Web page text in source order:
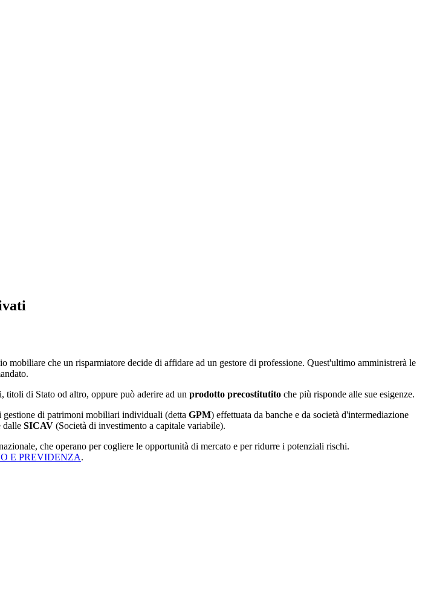
che un risparmiatore decide di affidare ad un gestore di professione. Quest'ultimo amministrerà le
titoli di Stato od altro, oppure può aderire ad un prodotto precostitutito che più risponde alle sue esigenze.
di patrimoni mobiliari individuali (detta GPM) effettuata da banche e da società d'intermediazione
dalle SICAV (Società di investimento a capitale variabile).
che operano per cogliere le opportunità di mercato e per ridurre i potenziali rischi.
E PREVIDENZA.